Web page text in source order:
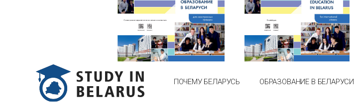
ПОЧЕМУ БЕЛАРУСЬ ОБРАЗОВАНИЕ В БЕЛАРУСИ